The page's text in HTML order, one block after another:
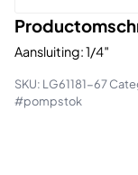
Aansluiting: 1/4″
dubbel
mondstuk
(dubbele
wielen)
aantal
SKU: LG61181-67
#pompstok